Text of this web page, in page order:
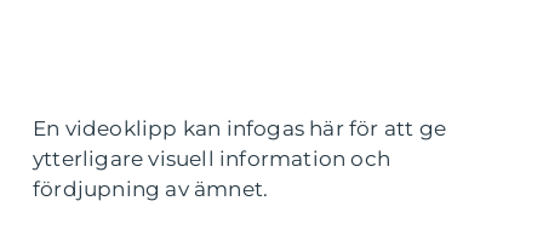
En videoklipp kan infogas här för att ge
ytterligare visuell information och
fördjupning av ämnet.